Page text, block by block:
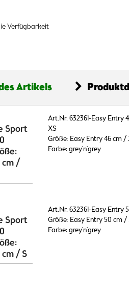
Verfügbarkeit
Artikels
Sport
cm /
Art.Nr. 632361-Easy Entry
XS
Größe: Easy Entry 46 cm /
Farbe: grey'n'grey
Sport
/ S
Art.Nr. 632361-Easy Entry
Größe: Easy Entry 50 cm /
Farbe: grey'n'grey